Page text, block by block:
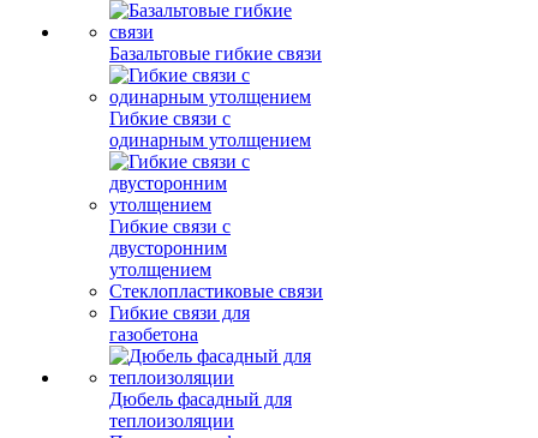
Базальтовые гибкие связи
Гибкие связи с
одинарным утолщением
Гибкие связи с
двусторонним
утолщением
Стеклопластиковые связи
Гибкие связи для
газобетона
Дюбель фасадный для
теплоизоляции